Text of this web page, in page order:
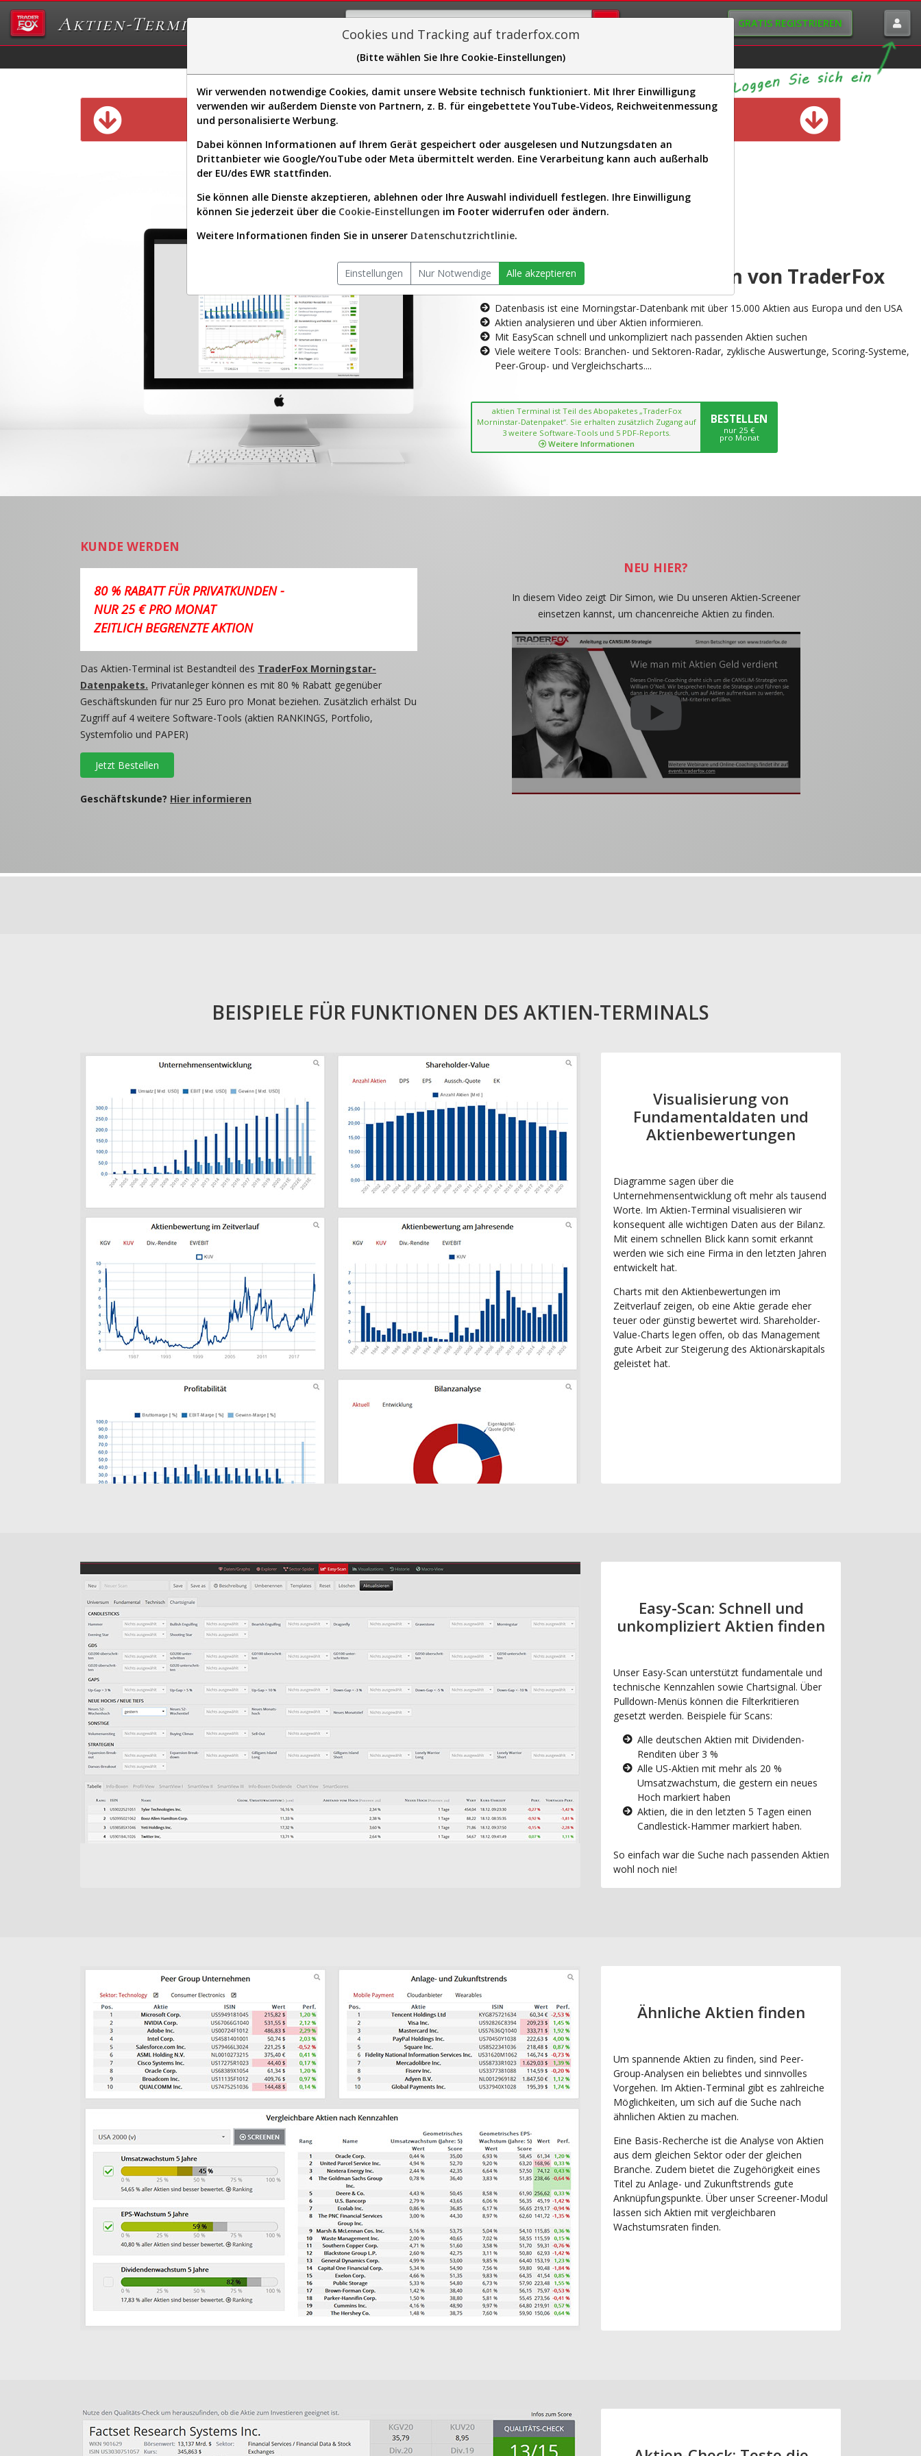
Aktien-Terminal GRATIS REGISTRIEREN
Sector-Spider Easy-Scan Visualizations
Diese Funktion ist nur für Premium-Kunden verfügbar
AKTIEN-TERMINAL
Die Aktienanalyse-Plattform von TraderFox
Datenbasis ist eine Morningstar-Datenbank mit über 15.000 Aktien aus Europa und den USA
Aktien analysieren und über Aktien informieren.
Mit EasyScan schnell und unkompliziert nach passenden Aktien suchen
Viele weitere Tools: Branchen- und Sektoren-Radar, zyklische Auswertunge, Scoring-Systeme,
Peer-Group- und Vergleichscharts....
aktien Terminal ist Teil des Abopaketes „TraderFox
Morninstar-Datenpaket“. Sie erhalten zusätzlich Zugang auf
3 weitere Software-Tools und 5 PDF-Reports.
Weitere Informationen
BESTELLEN
nur 25 €
pro Monat
KUNDE WERDEN
80 % RABATT FÜR PRIVATKUNDEN -
NUR 25 € PRO MONAT
ZEITLICH BEGRENZTE AKTION
Das Aktien-Terminal ist Bestandteil des TraderFox Morningstar-
Datenpakets. Privatanleger können es mit 80 % Rabatt gegenüber
Geschäftskunden für nur 25 Euro pro Monat beziehen. Zusätzlich erhälst Du
Zugriff auf 4 weitere Software-Tools (aktien RANKINGS, Portfolio,
Systemfolio und PAPER)
Jetzt Bestellen
Geschäftskunde? Hier informieren
NEU HIER?
In diesem Video zeigt Dir Simon, wie Du unseren Aktien-Screener
einsetzen kannst, um chancenreiche Aktien zu finden.
BEISPIELE FÜR FUNKTIONEN DES AKTIEN-TERMINALS
Visualisierung von
Fundamentaldaten und
Aktienbewertungen
Diagramme sagen über die
Unternehmensentwicklung oft mehr als tausend
Worte. Im Aktien-Terminal visualisieren wir
konsequent alle wichtigen Daten aus der Bilanz.
Mit einem schnellen Blick kann somit erkannt
werden wie sich eine Firma in den letzten Jahren
entwickelt hat.
Charts mit den Aktienbewertungen im
Zeitverlauf zeigen, ob eine Aktie gerade eher
teuer oder günstig bewertet wird. Shareholder-
Value-Charts legen offen, ob das Management
gute Arbeit zur Steigerung des Aktionärskapitals
geleistet hat.
Easy-Scan: Schnell und
unkompliziert Aktien finden
Unser Easy-Scan unterstützt fundamentale und
technische Kennzahlen sowie Chartsignal. Über
Pulldown-Menüs können die Filterkritieren
gesetzt werden. Beispiele für Scans:
Alle deutschen Aktien mit Dividenden-
Renditen über 3 %
Alle US-Aktien mit mehr als 20 %
Umsatzwachstum, die gestern ein neues
Hoch markiert haben
Aktien, die in den letzten 5 Tagen einen
Candlestick-Hammer markiert haben.
So einfach war die Suche nach passenden Aktien
wohl noch nie!
Ähnliche Aktien finden
Um spannende Aktien zu finden, sind Peer-
Group-Analysen ein beliebtes und sinnvolles
Vorgehen. Im Aktien-Terminal gibt es zahlreiche
Möglichkeiten, um sich auf die Suche nach
ähnlichen Aktien zu machen.
Eine Basis-Recherche ist die Analyse von Aktien
aus dem gleichen Sektor oder der gleichen
Branche. Zudem bietet die Zugehörigkeit eines
Titel zu Anlage- und Zukunftstrends gute
Anknüpfungspunkte. Über unser Screener-Modul
lassen sich Aktien mit vergleichbaren
Wachstumsraten finden.
Cookies und Tracking auf traderfox.com
(Bitte wählen Sie Ihre Cookie-Einstellungen)
Wir verwenden notwendige Cookies, damit unsere Website technisch funktioniert. Mit Ihrer Einwilligung
verwenden wir außerdem Dienste von Partnern, z. B. für eingebettete YouTube-Videos, Reichweitenmessung
und personalisierte Werbung.
Dabei können Informationen auf Ihrem Gerät gespeichert oder ausgelesen und Nutzungsdaten an
Drittanbieter wie Google/YouTube oder Meta übermittelt werden. Eine Verarbeitung kann auch außerhalb
der EU/des EWR stattfinden.
Sie können alle Dienste akzeptieren, ablehnen oder Ihre Auswahl individuell festlegen. Ihre Einwilligung
können Sie jederzeit über die Cookie-Einstellungen im Footer widerrufen oder ändern.
Weitere Informationen finden Sie in unserer Datenschutzrichtlinie.
Einstellungen Nur Notwendige Alle akzeptieren